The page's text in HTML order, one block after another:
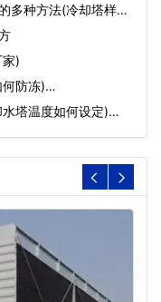
多种方法(冷却塔样子)
)
何防冻)…
水塔温度如何设定)…